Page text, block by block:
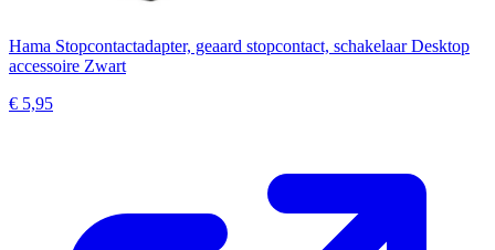
Hama Stopcontactadapter, geaard stopcontact, schakelaar Desktop
accessoire Zwart
€ 5,95